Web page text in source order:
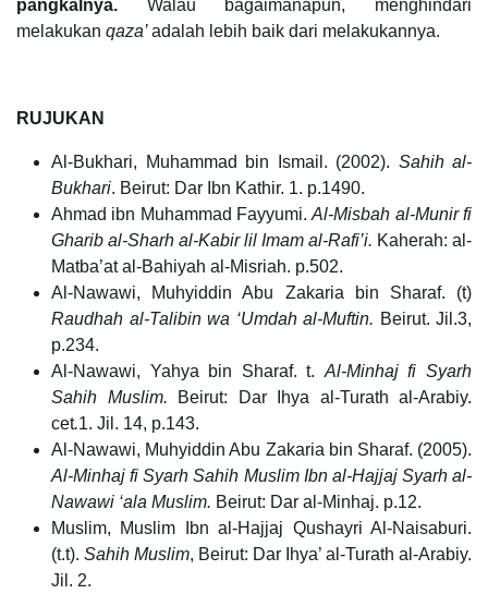
pangkalnya. Walau bagaimanapun, menghindari
melakukan qaza’adalah lebih baik dari melakukannya.
RUJUKAN
Al-Bukhari, Muhammad bin Ismail. (2002). Sahih al-
Bukhari. Beirut: Dar Ibn Kathir. 1. p.1490.
Ahmad ibn Muhammad Fayyumi.Al-Misbah al-Munir fi
Gharib al-Sharh al-Kabir lil Imam al-Rafi’i. Kaherah: al-
Matba’at al-Bahiyah al-Misriah. p.502.
Al-Nawawi, Muhyiddin Abu Zakaria bin Sharaf. (t)
Raudhah al-Talibin wa ‘Umdah al-Muftin. Beirut. Jil.3,
p.234.
Al-Nawawi, Yahya bin Sharaf. t. Al-Minhaj fi Syarh
Sahih Muslim.
Beirut: Dar Ihya al-Turath al-Arabiy.
cet.1. Jil. 14, p.143.
Al-Nawawi, Muhyiddin Abu Zakaria bin Sharaf. (2005).
Al-Minhaj fi Syarh Sahih Muslim Ibn al-Hajjaj Syarh al-
Nawawi ‘ala Muslim. Beirut: Dar al-Minhaj. p.12.
Muslim, Muslim Ibn al-Hajjaj Qushayri Al-Naisaburi.
(t.t). Sahih Muslim, Beirut: Dar Ihya’ al-Turath al-Arabiy.
Jil. 2.